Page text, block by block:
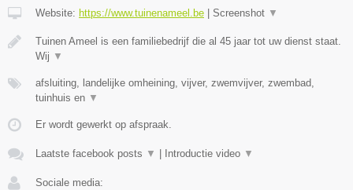
Website: https://www.tuinenameel.be Screenshot ▼
Tuinen Ameel is een familiebedrijf die al 45 jaar tot uw dienst staat.
Wij ▼
afsluiting, landelijke omheining, vijver, zwemvijver, zwembad,
tuinhuis en ▼
Er wordt gewerkt op afspraak.
Laatste facebook posts ▼ Introductie video ▼
Sociale media: